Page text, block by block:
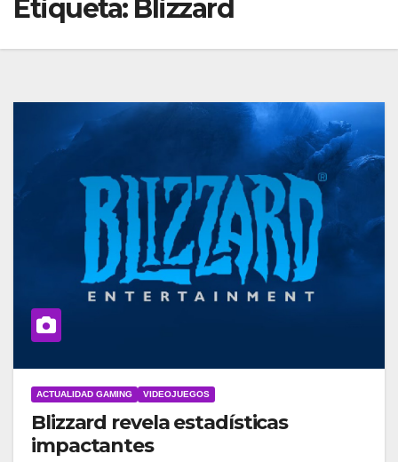
Etiqueta: Blizzard
ACTUALIDAD GAMING VIDEOJUEGOS
Blizzard revela estadísticas
impactantes